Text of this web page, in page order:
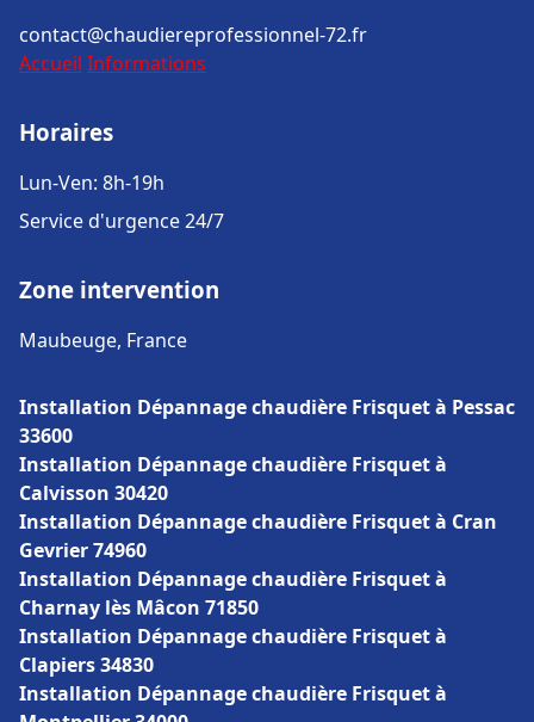
contact@chaudiereprofessionnel-72.fr
Accueil Informations
Horaires
Lun-Ven: 8h-19h
Service d'urgence 24/7
Zone intervention
Maubeuge, France
Installation Dépannage chaudière Frisquet à Pessac
33600
Installation Dépannage chaudière Frisquet à
Calvisson 30420
Installation Dépannage chaudière Frisquet à Cran
Gevrier 74960
Installation Dépannage chaudière Frisquet à
Charnay lès Mâcon 71850
Installation Dépannage chaudière Frisquet à
Clapiers 34830
Installation Dépannage chaudière Frisquet à